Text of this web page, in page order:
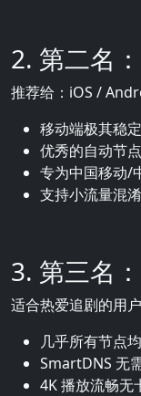
2. 第二名
推荐给：iOS /
移动端极其稳定
优秀的自动节
专为中国移动/
支持小流量混
3. 第三名
适合热爱追剧的用
几乎所有节点
SmartDNS 无
4K 播放流畅无